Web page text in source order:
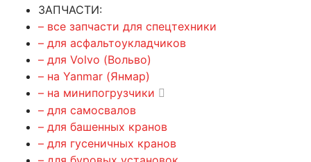
ЗАПЧАСТИ:
– все запчасти для спецтехники
– для асфальтоукладчиков
– для Volvo (Вольво)
– на Yanmar (Янмар)
– на минипогрузчики
– для самосвалов
– для башенных кранов
– для гусеничных кранов